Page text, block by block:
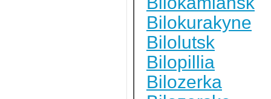
Bilokurakyne
Bilolutsk
Bilopillia
Bilozerka